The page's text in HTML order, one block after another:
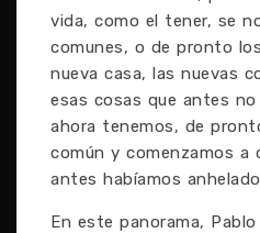
vida, como el tener, se
comunes, o de pronto
nueva casa, las nuevas
esas cosas que antes
ahora tenemos, de
común y comenzamos a
antes habíamos
En este panorama,